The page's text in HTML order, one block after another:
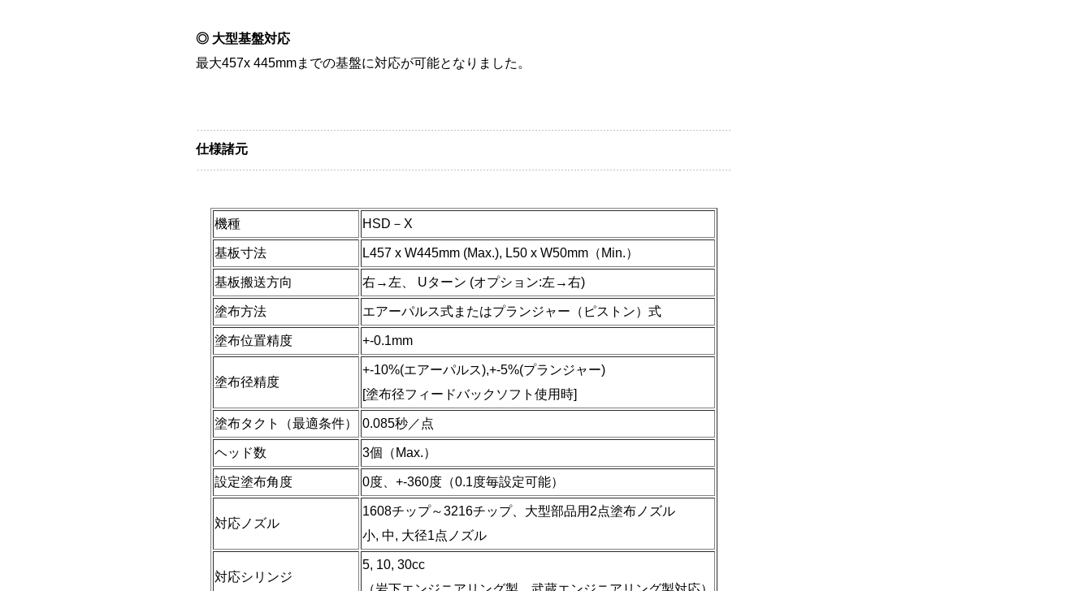
◎ 大型基盤対応
最大457x 445mmまでの基盤に対応が可能となりました。
仕様諸元
機種 HSD－X
基板寸法 L457 x W445mm (Max.), L50 x W50mm（Min.）
基板搬送方向 右→左、 Uターン (オプション:左→右)
塗布方法 エアーパルス式またはプランジャー（ピストン）式
塗布位置精度 +-0.1mm
塗布径精度
+-10%(エアーパルス),+-5%(プランジャー)
[塗布径フィードバックソフト使用時]
塗布タクト（最適条件） 0.085秒／点
ヘッド数 3個（Max.）
設定塗布角度 0度、+-360度（0.1度毎設定可能）
対応ノズル
1608チップ～3216チップ、大型部品用2点塗布ノズル
小, 中, 大径1点ノズル
対応シリンジ
5, 10, 30cc